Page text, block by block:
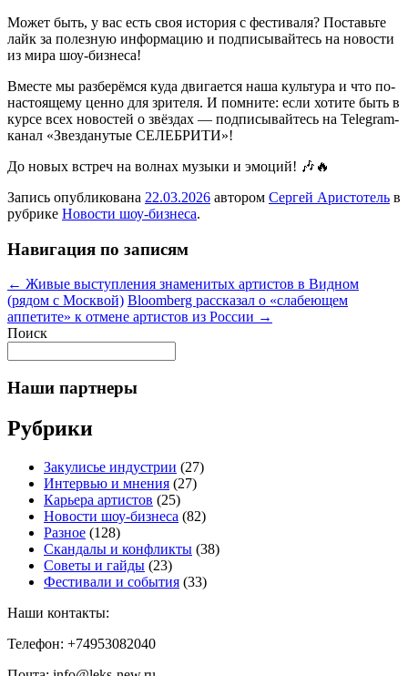
Может быть, у вас есть своя история с фестиваля? Поставьте
лайк за полезную информацию и подписывайтесь на новости
из мира шоу-бизнеса!
Вместе мы разберёмся куда двигается наша культура и что по-
настоящему ценно для зрителя. И помните: если хотите быть в
курсе всех новостей о звёздах — подписывайтесь на Telegram-
канал «Звезданутые СЕЛЕБРИТИ»!
До новых встреч на волнах музыки и эмоций! 🎶🔥
Запись опубликована 22.03.2026 автором Сергей Аристотель в
рубрике Новости шоу-бизнеса.
Навигация по записям
← Живые выступления знаменитых артистов в Видном
(рядом с Москвой) Bloomberg рассказал о «слабеющем
аппетите» к отмене артистов из России →
Поиск
Наши партнеры
Рубрики
Закулисье индустрии (27)
Интервью и мнения (27)
Карьера артистов (25)
Новости шоу-бизнеса (82)
Разное (128)
Скандалы и конфликты (38)
Советы и гайды (23)
Фестивали и события (33)
Наши контакты:
Телефон: +74953082040